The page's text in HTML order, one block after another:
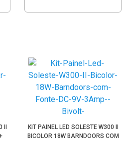
KIT PAINEL LED SOLESTE W300 II
BICOLOR 18W BARNDOORS COM